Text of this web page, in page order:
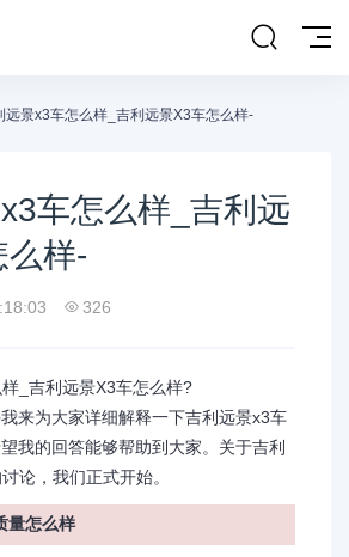
远景x3车怎么样_吉利远景X3车怎么样-
车怎么样_吉利远
么样-
326
_吉利远景X3车怎么样?
为大家详细解释一下吉利远景x3车
我的回答能够帮助到大家。关于吉利
论，我们正式开始。
量怎么样